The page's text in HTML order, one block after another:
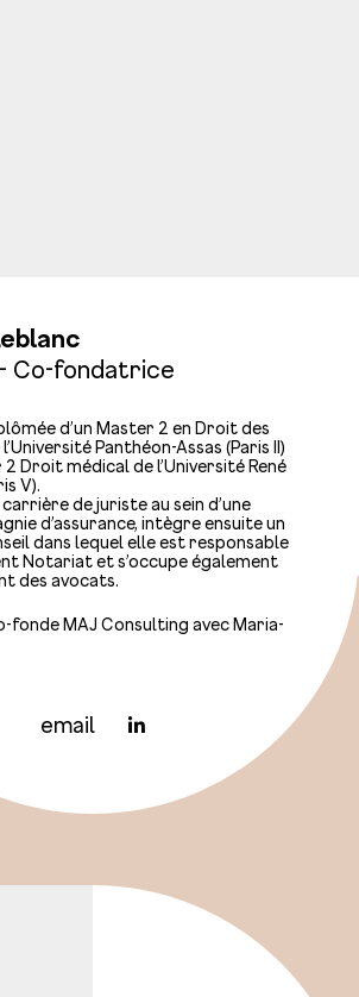
Co-fondatrice
d’un Master 2 en Droit des
Panthéon-Assas (Paris II)
2 Droit médical de l’Université René
V).
de juriste au sein d’une
d’assurance, intègre ensuite un
dans lequel elle est responsable
Notariat et s’occupe également
des avocats.
fonde MAJ Consulting avec Maria-
email